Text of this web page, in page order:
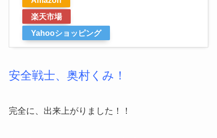
楽天市場
Yahooショッピング
安全戦士、奥村くみ！
完全に、出来上がりました！！